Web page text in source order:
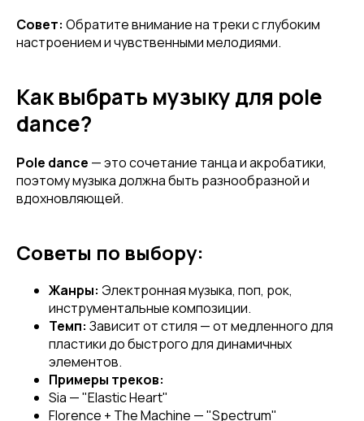
Совет: Обратите внимание на треки с глубоким
настроением и чувственными мелодиями.
Как выбрать музыку для pole
dance?
Pole dance — это сочетание танца и акробатики,
поэтому музыка должна быть разнообразной и
вдохновляющей.
Советы по выбору:
Жанры: Электронная музыка, поп, рок,
инструментальные композиции.
Темп: Зависит от стиля — от медленного для
пластики до быстрого для динамичных
элементов.
Примеры треков:
Sia — "Elastic Heart"
Florence + The Machine — "Spectrum"